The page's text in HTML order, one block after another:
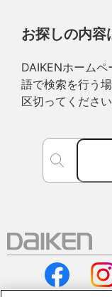
お探しの内容
DAIKENホーム
語で検索を行う
区切ってください